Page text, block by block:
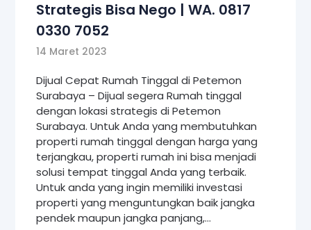
Strategis Bisa Nego | WA. 0817
0330 7052
14 Maret 2023
Dijual Cepat Rumah Tinggal di Petemon
Surabaya – Dijual segera Rumah tinggal
dengan lokasi strategis di Petemon
Surabaya. Untuk Anda yang membutuhkan
properti rumah tinggal dengan harga yang
terjangkau, properti rumah ini bisa menjadi
solusi tempat tinggal Anda yang terbaik.
Untuk anda yang ingin memiliki investasi
properti yang menguntungkan baik jangka
pendek maupun jangka panjang,…